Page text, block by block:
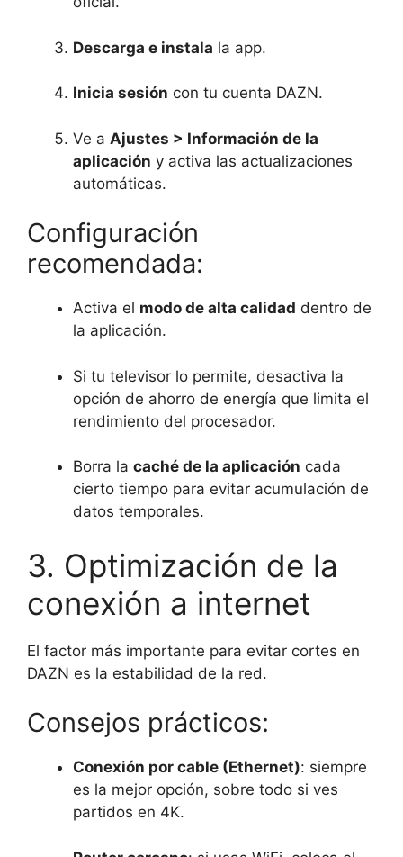
Descarga e instala la app.
Inicia sesión con tu cuenta DAZN.
Ve a Ajustes > Información de la
aplicación y activa las actualizaciones
automáticas.
Configuración
recomendada:
Activa el modo de alta calidad dentro de
la aplicación.
Si tu televisor lo permite, desactiva la
opción de ahorro de energía que limita el
rendimiento del procesador.
Borra la caché de la aplicación cada
cierto tiempo para evitar acumulación de
datos temporales.
3. Optimización de la
conexión a internet
El factor más importante para evitar cortes en
DAZN es la estabilidad de la red.
Consejos prácticos:
Conexión por cable (Ethernet): siempre
es la mejor opción, sobre todo si ves
partidos en 4K.